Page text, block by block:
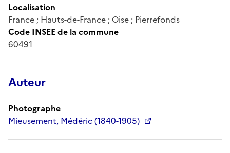
Localisation
France ; Hauts-de-France ; Oise ; Pierrefonds
Code INSEE de la commune
60491
Auteur
Photographe
Mieusement, Médéric (1840-1905)